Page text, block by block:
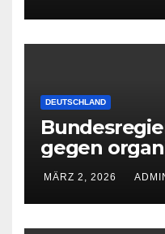
DEUTSCHLAND
gegen
Kriminalität
MÄRZ 2, 2026